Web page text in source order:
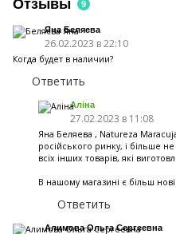
Отзывы 9
Яна Беляева
26.02.2023 в 22:10
Когда будет в наличии?
Ответить
Аліна
27.02.2023 в 11:08
Яна Беляева , Natureza
російського ринку, і більше не
всіх інших товарів, які
В нашому магазині є більш
Ответить
Алимова Ольга Сергеевна